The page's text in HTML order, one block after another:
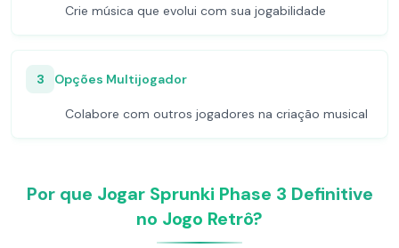
Crie música que evolui com sua jogabilidade
3 Opções Multijogador
Colabore com outros jogadores na criação musical
Por que Jogar Sprunki Phase 3 Definitive
no Jogo Retrô?